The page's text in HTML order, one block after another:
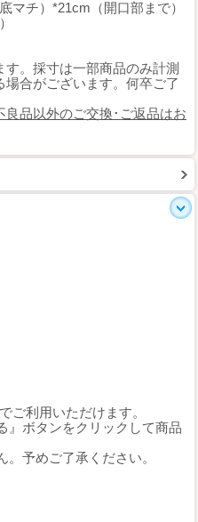
マチ）*21cm（開口部まで）
。採寸は一部商品のみ計測
場合がございます。何卒ご了
品以外のご交換･ご返品はお
ご利用いただけます。
』ボタンをクリックして商品
予めご了承ください。